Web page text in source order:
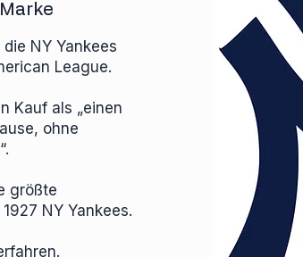
NY Yankees
League.
Kauf als „einen
ohne
größte
NY Yankees.